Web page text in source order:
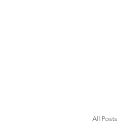
All Posts